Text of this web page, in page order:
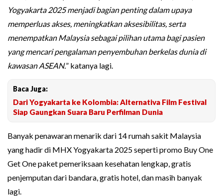
Yogyakarta 2025 menjadi bagian penting dalam upaya
memperluas akses, meningkatkan aksesibilitas, serta
menempatkan Malaysia sebagai pilihan utama bagi pasien
yang mencari pengalaman penyembuhan berkelas dunia di
kawasan ASEAN.” katanya lagi.
Baca Juga:
Dari Yogyakarta ke Kolombia: Alternativa Film Festival
Siap Gaungkan Suara Baru Perfilman Dunia
Banyak penawaran menarik dari 14 rumah sakit Malaysia
yang hadir di MHX Yogyakarta 2025 seperti promo Buy One
Get One paket pemeriksaan kesehatan lengkap, gratis
penjemputan dari bandara, gratis hotel, dan masih banyak
lagi.